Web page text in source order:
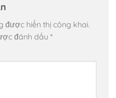
được hiển thị công khai.
đánh dấu *